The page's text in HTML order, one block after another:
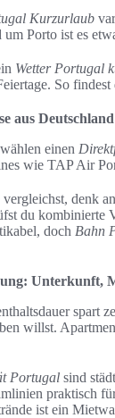
Kurzurlaub
Porto ist es
Wetter Portugal
So
aus
einen
wie TAP Air
denk an
du kombinierte
doch Bahn
Unterkunft,
spart
willst.
Portugal sind
praktisch
ist ein